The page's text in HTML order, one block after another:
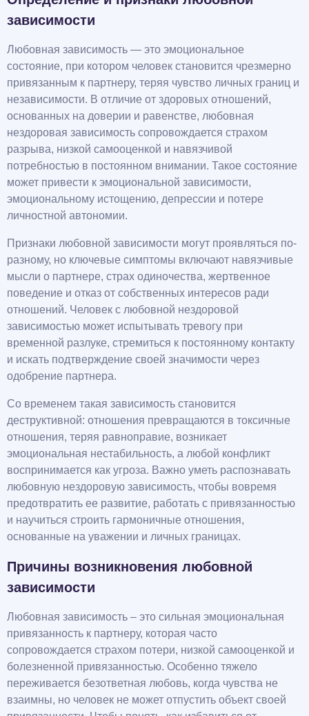
зависимости
Любовная зависимость — это эмоциональное
состояние, при котором человек становится чрезмерно
привязанным к партнеру, теряя чувство личных границ и
независимости. В отличие от здоровых отношений,
основанных на доверии и равенстве, любовная
нездоровая зависимость сопровождается страхом
разрыва, низкой самооценкой и навязчивой
потребностью в постоянном внимании. Такое состояние
может привести к эмоциональной зависимости,
эмоциональному истощению, депрессии и потере
личностной автономии.
Признаки любовной зависимости могут проявляться по-
разному, но ключевые симптомы включают навязчивые
мысли о партнере, страх одиночества, жертвенное
поведение и отказ от собственных интересов ради
отношений. Человек с любовной нездоровой
зависимостью может испытывать тревогу при
временной разлуке, стремиться к постоянному контакту
и искать подтверждение своей значимости через
одобрение партнера.
Со временем такая зависимость становится
деструктивной: отношения превращаются в токсичные
отношения, теряя равноправие, возникает
эмоциональная нестабильность, а любой конфликт
воспринимается как угроза. Важно уметь распознавать
любовную нездоровую зависимость, чтобы вовремя
предотвратить ее развитие, работать с привязанностью
и научиться строить гармоничные отношения,
основанные на уважении и личных границах.
Причины возникновения любовной
зависимости
Любовная зависимость – это сильная эмоциональная
привязанность к партнеру, которая часто
сопровождается страхом потери, низкой самооценкой и
болезненной привязанностью. Особенно тяжело
переживается безответная любовь, когда чувства не
взаимны, но человек не может отпустить объект своей